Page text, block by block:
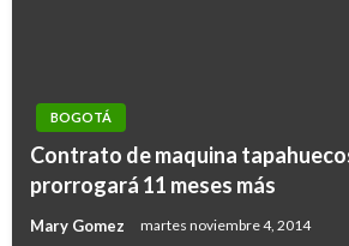
BOGOTÁ
Contrato de maquina
prorrogará 11 meses más
Mary Gomez martes noviembre 4, 2014